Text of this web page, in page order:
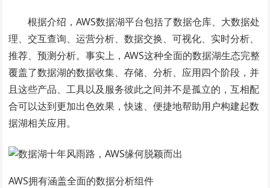
根据介绍，AWS数据湖平台包括了数据仓库、大数据处
理、交互查询、运营分析、数据交换、可视化、实时分析、
推荐、预测分析。事实上，AWS这种全面的数据湖生态完整
覆盖了数据湖的数据收集、存储、分析、应用四个阶段，并
且这些产品、工具以及服务彼此之间并不是孤立的，互相配
合可以达到更加出色效果，快速、便捷地帮助用户构建起数
据湖相关应用。
AWS拥有涵盖全面的数据分析组件